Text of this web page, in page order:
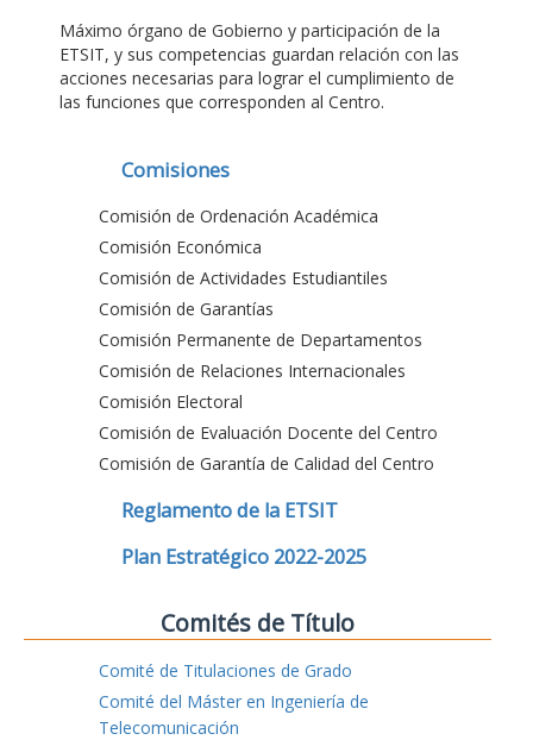
Máximo órgano de Gobierno y participación de la
ETSIT, y sus competencias guardan relación con las
acciones necesarias para lograr el cumplimiento de
las funciones que corresponden al Centro.
Comisiones
Comisión de Ordenación Académica
Comisión Económica
Comisión de Actividades Estudiantiles
Comisión de Garantías
Comisión Permanente de Departamentos
Comisión de Relaciones Internacionales
Comisión Electoral
Comisión de Evaluación Docente del Centro
Comisión de Garantía de Calidad del Centro
Reglamento de la ETSIT
Plan Estratégico 2022-2025
Comités de Título
Comité de Titulaciones de Grado
Comité del Máster en Ingeniería de
Telecomunicación